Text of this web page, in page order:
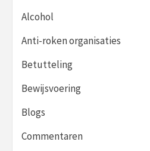
Alcohol
Anti-roken organisaties
Betutteling
Bewijsvoering
Blogs
Commentaren